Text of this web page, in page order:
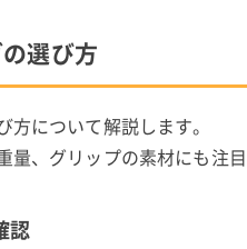
選び方
について解説します。
量、グリップの素材にも注
認